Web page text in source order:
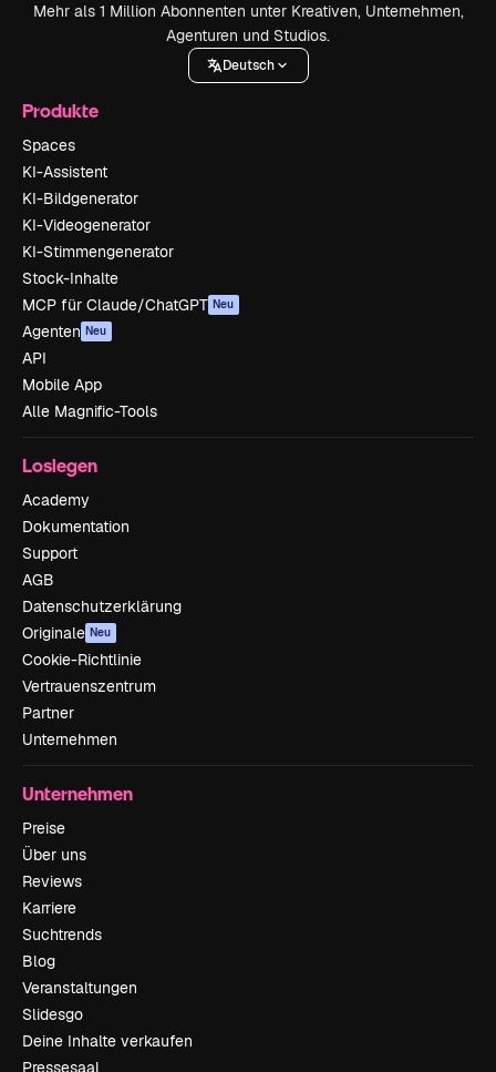
Mehr als 1 Million Abonnenten unter Kreativen, Unternehmen,
Agenturen und Studios.
Deutsch
Produkte
Spaces
KI-Assistent
KI-Bildgenerator
KI-Videogenerator
KI-Stimmengenerator
Stock-Inhalte
MCP für Claude/ChatGPT Neu
Agenten Neu
API
Mobile App
Alle Magnific-Tools
Loslegen
Academy
Dokumentation
Support
AGB
Datenschutzerklärung
Originale Neu
Cookie-Richtlinie
Vertrauenszentrum
Partner
Unternehmen
Unternehmen
Preise
Über uns
Reviews
Karriere
Suchtrends
Blog
Veranstaltungen
Slidesgo
Deine Inhalte verkaufen
Pressesaal